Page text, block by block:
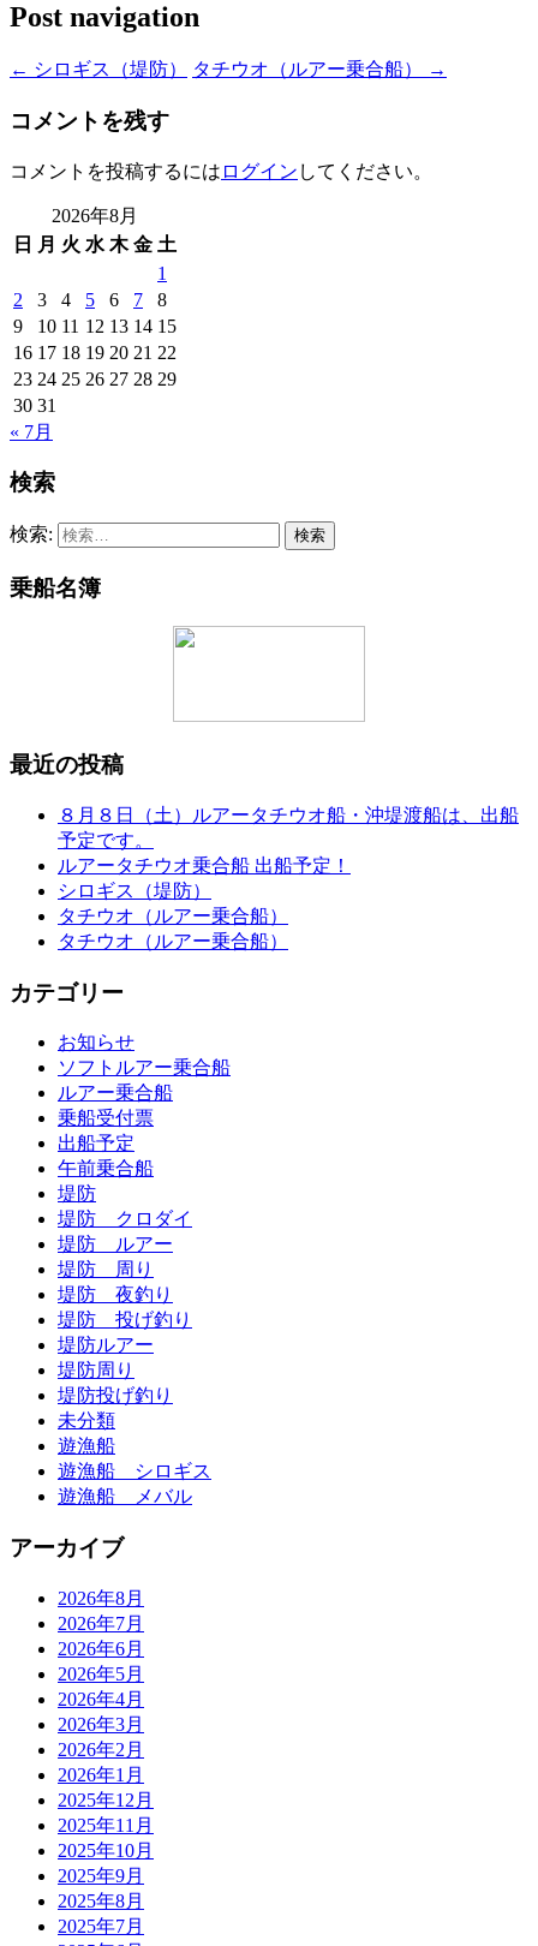
Post navigation
← シロギス（堤防） タチウオ（ルアー乗合船） →
コメントを残す
コメントを投稿するには ログイン してください。
2026年8月
日
月 火 水 木 金 土
1
2
3 4 5 6 7
8
9
10 11 12 13 14 15
16 17 18 19 20 21 22
23 24 25 26 27 28 29
30 31
« 7月
検索
検索:
乗船名簿
最近の投稿
８月８日（土）ルアータチウオ船・沖堤渡船は、出船
予定です。
ルアータチウオ乗合船 出船予定！
シロギス（堤防）
タチウオ（ルアー乗合船）
タチウオ（ルアー乗合船）
カテゴリー
お知らせ
ソフトルアー乗合船
ルアー乗合船
乗船受付票
出船予定
午前乗合船
堤防
堤防 クロダイ
堤防 ルアー
堤防 周り
堤防 夜釣り
堤防 投げ釣り
堤防ルアー
堤防周り
堤防投げ釣り
未分類
遊漁船
遊漁船 シロギス
遊漁船 メバル
アーカイブ
2026年8月
2026年7月
2026年6月
2026年5月
2026年4月
2026年3月
2026年2月
2026年1月
2025年12月
2025年11月
2025年10月
2025年9月
2025年8月
2025年7月